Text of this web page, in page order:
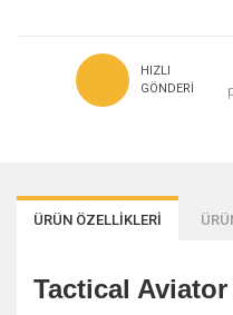
HIZLI
GÖNDERI
ÜRÜN ÖZELLİKLERİ
Tactical